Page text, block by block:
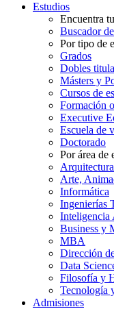
Estudios
Encuentra
Buscador
Por tipo de
Grados
Dobles
Másters y
Cursos de
Formación
Executive
Escuela de
Doctorado
Por área de
Arte,
Informática
Ingenierías
Inteligencia
Business y
MBA
Dirección
Data
Filosofía y
Tecnología
Admisiones